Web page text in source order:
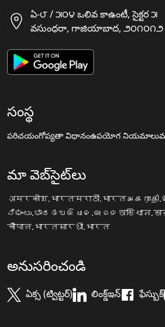
ఏ-౮ / ౫౦౪ ఒలివ కాఉంటీ, సైక్టర ౫
వసుంధరా, గాజియాబాద, ౨౦౧౦౧౨
సంస్థ
పరిచయంగోప్యతా విధానంఉపయోగ నియమాలు
మా వెబ్‌సైట్‌లు
अमरकोश.भारतमराठी.भारत
ನಿಘಂಟು.ಭಾರತ ଅଭିଧାନ.ଭାରତ
चौपाल.भारतसारथी.भारत
అనుసరించండి
ఏక్స (ట్విట్టర్) లింక్డ్ఇన్ ఫేస్బుక్